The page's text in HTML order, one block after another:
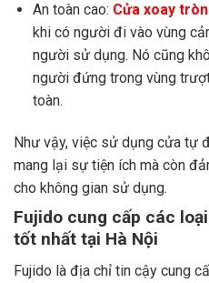
An toàn cao: Cửa xoay
khi có người đi vào vùng
người sử dụng. Nó cũng
người đứng trong vùng
toàn.
Như vậy, việc sử dụng cửa tự
mang lại sự tiện ích mà còn
cho không gian sử dụng.
Fujido cung cấp các
tốt nhất tại Hà Nội
Fujido là địa chỉ tin cậy cung